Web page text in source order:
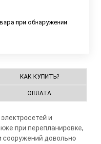
при обнаружении
КАК КУПИТЬ?
ОПЛАТА
и
при перепланировке,
сооружений довольно